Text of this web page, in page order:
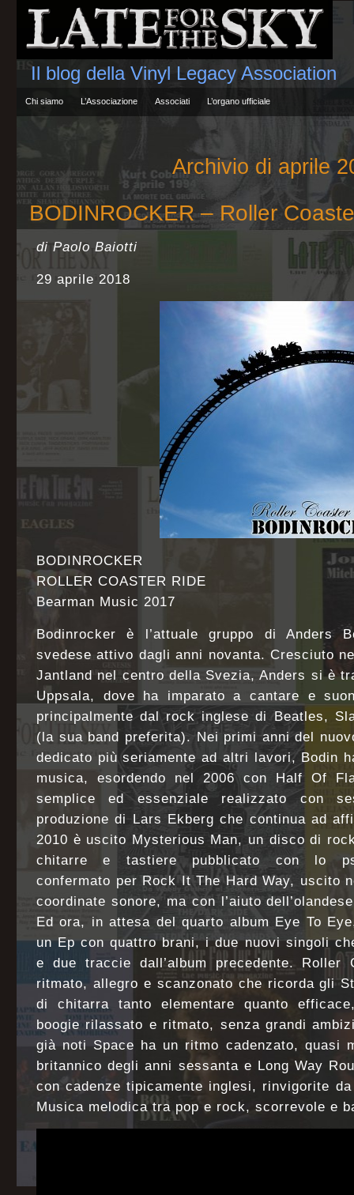
Il blog della Vinyl Legacy Association
Chi siamo L’Associazione Associati L’organo ufficiale
Archivio di aprile
BODINROCKER – Roller
di Paolo Baiotti
29 aprile 2018
BODINROCKER
ROLLER COASTER RIDE
Bearman Music 2017
Bodinrocker è l’attuale gruppo di Anders
svedese attivo dagli anni novanta. Cresciuto
Jantland nel centro della Svezia, Anders si è
Uppsala, dove ha imparato a cantare e
principalmente dal rock inglese di Beatles,
(la sua band preferita). Nei primi anni del
dedicato più seriamente ad altri lavori, Bodin
musica, esordendo nel 2006 con Half Of
semplice ed essenziale realizzato con
produzione di Lars Ekberg che continua ad
2010 è uscito Mysterious Man, un disco di
chitarre e tastiere pubblicato con lo
confermato per Rock It The Hard Way, uscito
coordinate sonore, ma con l’aiuto
Ed ora, in attesa del quarto album Eye To
un Ep con quattro brani, i due nuovi singoli
e due traccie dall’album precedente.
ritmato, allegro e scanzonato che ricorda gli
di chitarra tanto elementare quanto
boogie rilassato e ritmato, senza grandi
già noti Space ha un ritmo cadenzato, quasi
britannico degli anni sessanta e Long Way
con cadenze tipicamente inglesi, rinvigorite
Musica melodica tra pop e rock, scorrevole e